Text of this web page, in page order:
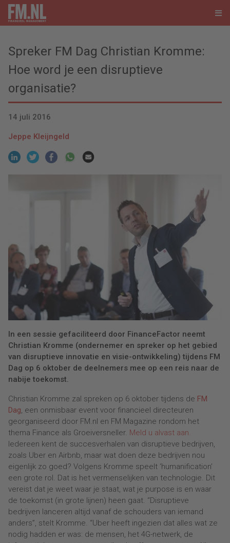
Spreker FM Dag Christian Kromme:
Hoe word je een disruptieve
organisatie?
14 juli 2016
Jeppe Kleijngeld
In een sessie gefaciliteerd door FinanceFactor neemt
Christian Kromme (ondernemer en spreker op het gebied
van disruptieve innovatie en visie-ontwikkeling) tijdens FM
Dag op 6 oktober de deelnemers mee op een reis naar de
nabije toekomst.
Christian Kromme zal spreken op 6 oktober tijdens de FM
Dag, een onmisbaar event voor financieel directeuren
georganiseerd door FM.nl en FM Magazine rondom het
thema Finance als Groeiversneller. Meld u alvast aan.
Iedereen kent de succesverhalen van disruptieve bedrijven,
zoals Uber en Airbnb, maar wat doen deze bedrijven nou
eigenlijk zo goed? Volgens Kromme speelt ‘humanification’
een grote rol. Dat is het vermenselijken van technologie. Dit
vereist dat je weet waar je staat, wat je purpose is en waar
de toekomst (in grote lijnen) heen gaat. “Disruptieve
bedrijven lanceren altijd vanaf de schouders van iemand
anders”, stelt Kromme. “Uber heeft ingezien dat alles wat ze
nodig hadden er was: de mensen, het 4G-netwerk, de